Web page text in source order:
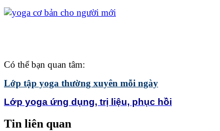
Có thể bạn quan tâm:
Lớp tập yoga thường xuyên mỗi ngày
Lớp yoga ứng dụng, trị liệu, phục hồi
Tin liên quan